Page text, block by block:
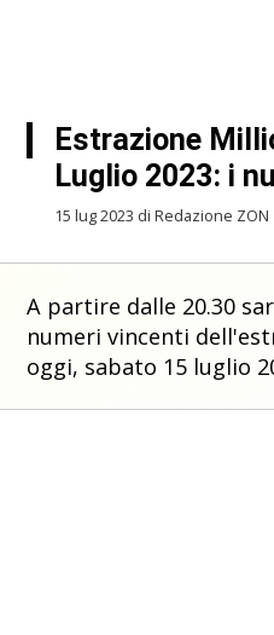
Estrazione
Luglio 2023: i
15 lug 2023 di Redazione ZON
A partire dalle 20.30
numeri vincenti
oggi, sabato 15 luglio